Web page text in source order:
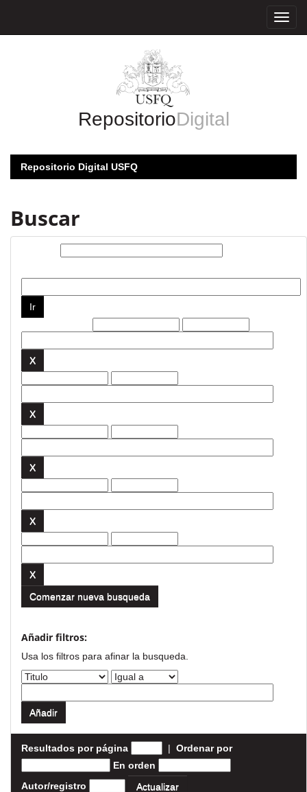
RepositorioDigital
Repositorio Digital USFQ
Buscar
Comenzar nueva busqueda
Añadir filtros:
Usa los filtros para afinar la busqueda.
Resultados por página | Ordenar por
En orden
Autor/registro